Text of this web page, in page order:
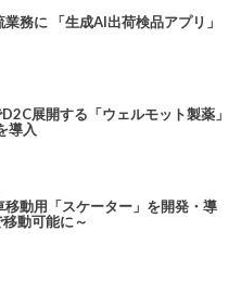
務に 「生成AI出荷検品アプリ」
展開する「ウェルモット製薬」
導入
動用「スケーター」を開発・導
動可能に～